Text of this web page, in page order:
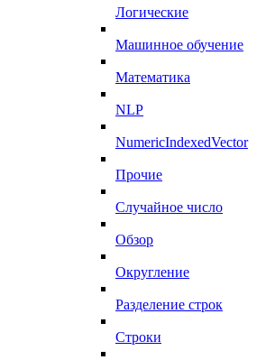
Логические
Машинное обучение
Математика
NLP
NumericIndexedVector
Прочие
Случайное число
Обзор
Округление
Разделение строк
Строки